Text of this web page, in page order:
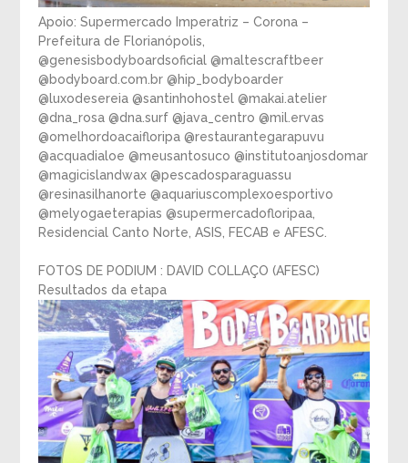
Apoio: Supermercado Imperatriz – Corona –
Prefeitura de Florianópolis,
@genesisbodyboardsoficial @maltescraftbeer
@bodyboard.com.br @hip_bodyboarder
@luxodesereia @santinhohostel @makai.atelier
@dna_rosa @dna.surf @java_centro @mil.ervas
@omelhordoacaifloripa @restaurantegarapuvu
@acquadialoe @meusantosuco @institutoanjosdomar
@magicislandwax @pescadosparaguassu
@resinasilhanorte @aquariuscomplexoesportivo
@melyogaeterapias @supermercadofloripaa,
Residencial Canto Norte, ASIS, FECAB e AFESC.
FOTOS DE PODIUM : DAVID COLLAÇO (AFESC)
Resultados da etapa